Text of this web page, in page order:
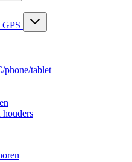
phone/tablet